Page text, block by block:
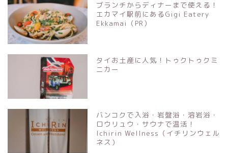
ブランチからディナーまで使える！
エカマイ駅前にあるGigi Eatery
Ekkamai（PR）
タイお土産に人気！トゥクトゥクミ
ニカー
バンコクで入浴・岩盤浴・溶岩浴・
ロウリュウ・サウナで温活！
Ichirin Wellness（イチリンウェル
ネス）